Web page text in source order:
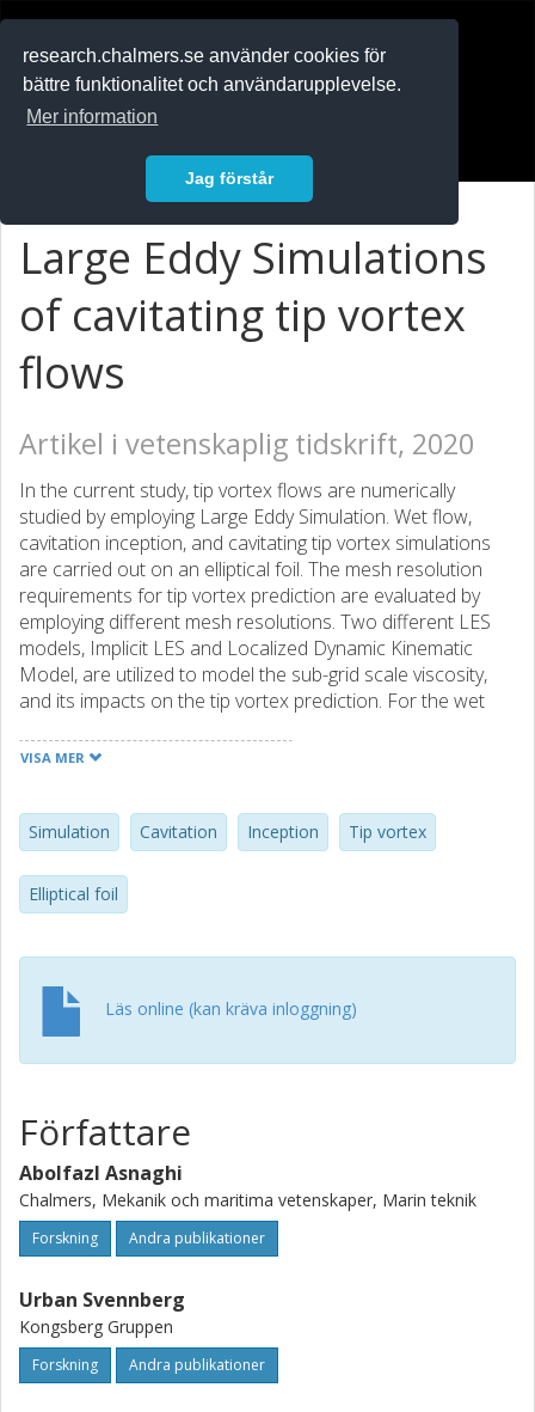
research.chalmers.se använder cookies för
bättre funktionalitet och användarupplevelse.
Mer information
Jag förstår
Large Eddy Simulations
of cavitating tip vortex
flows
Artikel i vetenskaplig tidskrift, 2020
In the current study, tip vortex flows are numerically
studied by employing Large Eddy Simulation. Wet flow,
cavitation inception, and cavitating tip vortex simulations
are carried out on an elliptical foil. The mesh resolution
requirements for tip vortex prediction are evaluated by
employing different mesh resolutions. Two different LES
models, Implicit LES and Localized Dynamic Kinematic
Model, are utilized to model the sub-grid scale viscosity,
and its impacts on the tip vortex prediction. For the wet
and compared with experimental data. Comparisons show
numerical approach is fully capable of capturing the
accelerated axial velocity at the vortex core, and shows
good agreement with the experimental observations. The
analysis of bubble dynamics shows that tip vortex
especially where the radius is smaller than 50 μm. The
predicted azimuthal velocity, the diameter of the cavitating
tip vortex, and the velocity flow fields are compared with
experimental measurements. The comparisons show that
the current numerical approach can provide accurate
VISA MER
Simulation Cavitation Inception Tip vortex
Elliptical foil
Läs online (kan kräva inloggning)
Författare
Abolfazl Asnaghi
Chalmers, Mekanik och maritima vetenskaper, Marin teknik
Forskning Andra publikationer
Urban Svennberg
Kongsberg Gruppen
Forskning Andra publikationer